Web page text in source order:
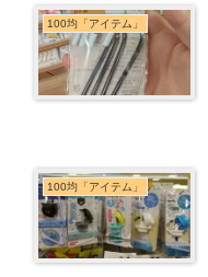
100均「アイテム」
100均「アイテム」